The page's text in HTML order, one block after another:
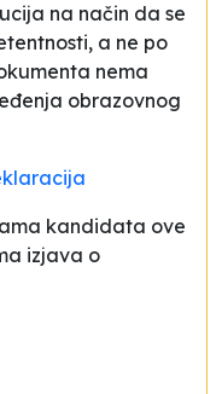
na način da se
a ne po
nema
obrazovnog
kandidata ove
izjava o